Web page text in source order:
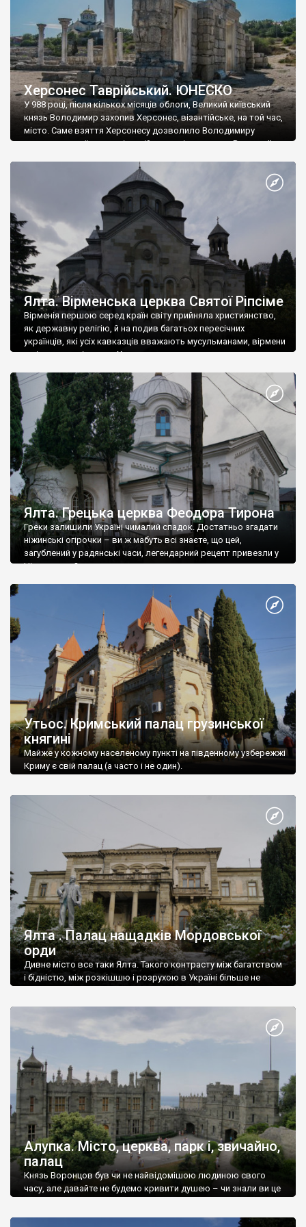
Херсонес Таврійський. ЮНЕСКО
У 988 році, після кількох місяців облоги, Великий київський
князь Володимир захопив Херсонес, візантійське, на той час,
місто. Саме взяття Херсонесу дозволило Володимиру
диктувати свої умови візантійському імператору Василю ІІ, та
Херсонесі Володимир-язичник, став Василем-християнином.
А потім було Хрещення Русі. На честь Херсонесу Таврійського
Ялта. Вірменська церква Святої Ріпсіме
Вірменія першою серед країн світу прийняла християнство,
як державну релігію, й на подив багатьох пересічних
українців, які усіх кавказців вважають мусульманами, вірмени
є відданими вірянами Христа
Ялта. Грецька церква Феодора Тирона
Греки залишили Україні чималий спадок. Достатньо згадати
ніжинські огірочки – ви ж мабуть всі знаєте, що цей,
загублений у радянські часи, легендарний рецепт привезли у
Ніжин греки?
Утьос. Кримський палац грузинської
княгині
Майже у кожному населеному пункті на південному узбережжі
Криму є свій палац (а часто і не один).
Ялта . Палац нащадків Мордовської
орди
Дивне місто все таки Ялта. Такого контрасту між багатством
і бідністю, між розкішшю і розрухою в Україні більше не
Алупка. Місто, церква, парк і, звичайно,
палац
Князь Воронцов був чи не найвідомішою людиною свого
часу, але давайте не будемо кривити душею – чи знали ви це